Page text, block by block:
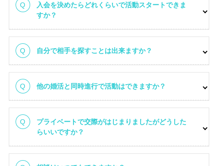
入会を決めたらどれくらいで活動スタートできま
すか？
自分で相手を探すことは出来ますか？
他の婚活と同時進行で活動はできますか？
プライベートで交際がはじまりましたがどうした
らいいですか？